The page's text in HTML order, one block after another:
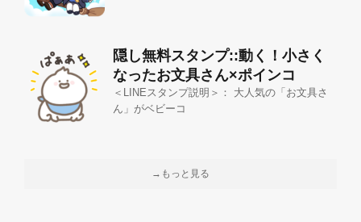
隠し無料スタンプ::動く！小さく
なったお文具さん×ポインコ
＜LINEスタンプ説明＞： 大人気の「お文具さ
ん」がベビーコ
→もっと見る